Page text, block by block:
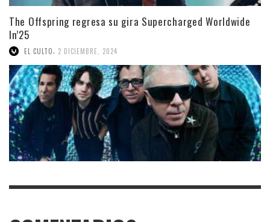
The Offspring regresa su gira Supercharged Worldwide
In’25
EL CULTO 2 DICIEMBRE, 2024